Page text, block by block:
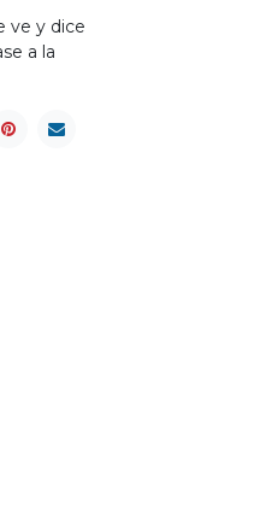
ve y dice
a la